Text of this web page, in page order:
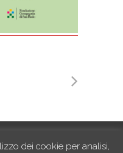
dei cookie per analisi,